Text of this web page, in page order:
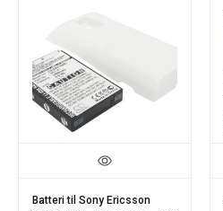
Batteri til Sony Ericsson